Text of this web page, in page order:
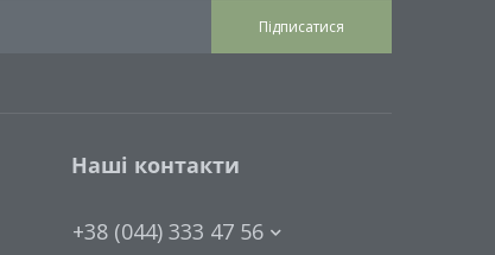
Підписатися
Наші контакти
+38 (044) 333 47 56